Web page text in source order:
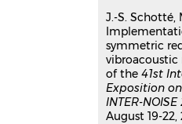
J.-S. Schotté,
symmetric
vibroacoustic
of the41st
Exposition
INTER-
August 19-22,